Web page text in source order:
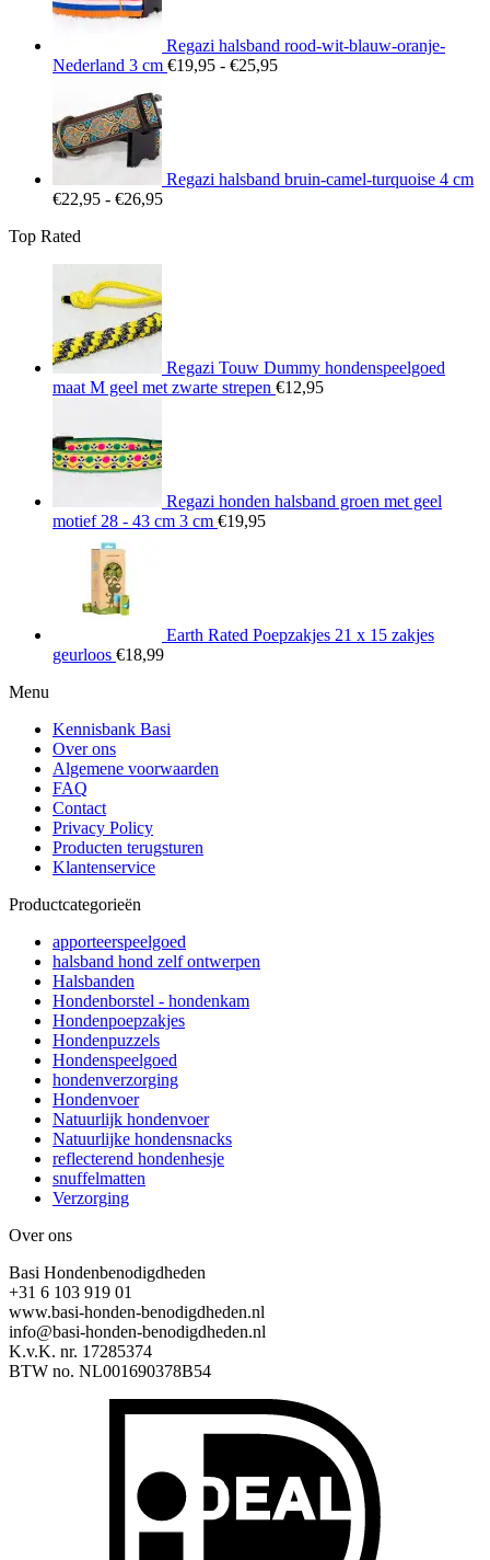
Regazi halsband rood-wit-blauw-oranje-
Nederland 3 cm €19,95 - €25,95Prijsklasse:
Regazi halsband bruin-camel-turquoise 4 cm
€22,95 - €26,95Prijsklasse:
Top Rated
Regazi Touw Dummy hondenspeelgoed
maat M geel met zwarte strepen €12,95
Regazi honden halsband groen met geel
motief 28 - 43 cm 3 cm €19,95
Earth Rated Poepzakjes 21 x 15 zakjes
geurloos €18,99
Menu
Kennisbank Basi
Over ons
Algemene voorwaarden
FAQ
Contact
Privacy Policy
Producten terugsturen
Klantenservice
Productcategorieën
apporteerspeelgoed
halsband hond zelf ontwerpen
Halsbanden
Hondenborstel - hondenkam
Hondenpoepzakjes
Hondenpuzzels
Hondenspeelgoed
hondenverzorging
Hondenvoer
Natuurlijk hondenvoer
Natuurlijke hondensnacks
reflecterend hondenhesje
snuffelmatten
Verzorging
Over ons
Basi Hondenbenodigdheden
+31 6 103 919 01
www.basi-honden-benodigdheden.nl
info@basi-honden-benodigdheden.nl
K.v.K. nr. 17285374
BTW no. NL001690378B54